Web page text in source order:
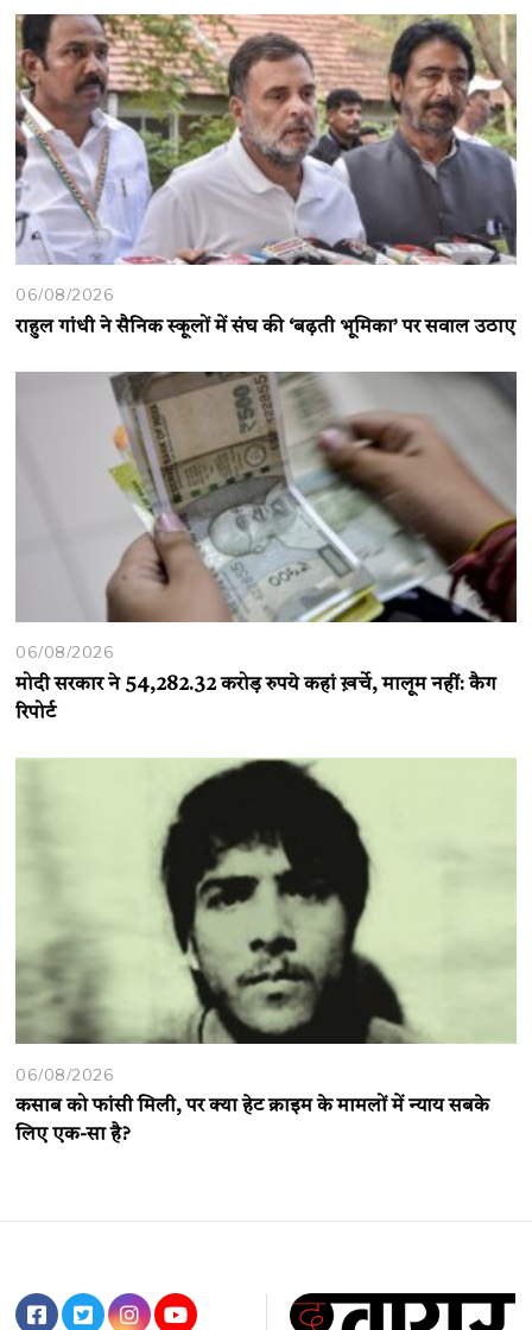
06/08/2026
राहुल गांधी ने सैनिक स्कूलों में संघ की ‘बढ़ती भूमिका’ पर सवाल उठाए
06/08/2026
मोदी सरकार ने 54,282.32 करोड़ रुपये कहां ख़र्चे, मालूम नहीं: कैग
रिपोर्ट
06/08/2026
कसाब को फांसी मिली, पर क्या हेट क्राइम के मामलों में न्याय सबके
लिए एक-सा है?